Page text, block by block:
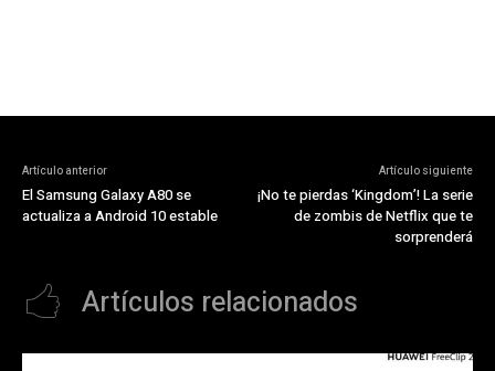
Artículo anterior
El Samsung Galaxy A80 se
actualiza a Android 10 estable
Artículo siguiente
¡No te pierdas ‘Kingdom’! La serie
de zombis de Netflix que te
sorprenderá
Artículos relacionados